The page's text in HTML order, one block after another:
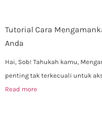
Tutorial Cara
Anda
Hai, Sob! Tahukah kamu,
penting tak terkecuali untuk
Read more